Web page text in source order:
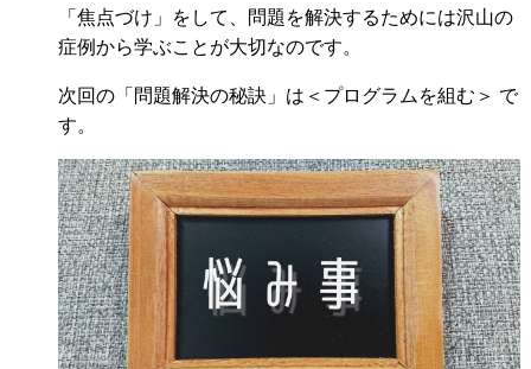
「焦点づけ」をして、問題を解決するためには沢山の
症例から学ぶことが大切なのです。
次回の「問題解決の秘訣」は＜プログラムを組む＞ で
す。